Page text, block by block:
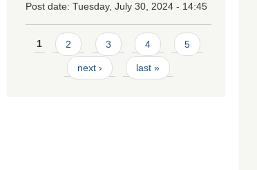
Post date: Tuesday, July 30, 2024 - 14:45
Pages
1 2 3 4 5
next › last »